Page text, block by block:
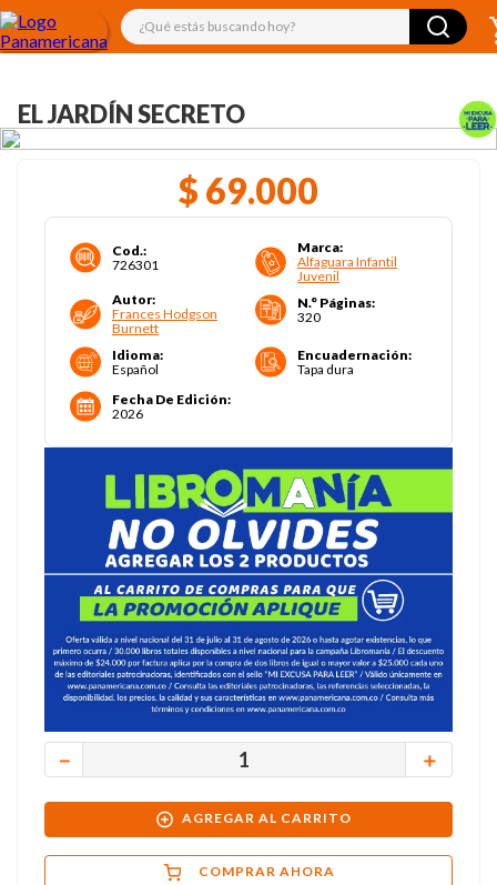
¿Qué estás buscando hoy?
EL JARDÍN SECRETO
$ 69.000
Cod.:
726301
Marca:
Alfaguara Infantil
Juvenil
Autor:
Frances Hodgson
Burnett
N.° Páginas:
320
Idioma:
Español
Encuadernación:
Tapa dura
Fecha De Edición:
2026
＋
－
AGREGAR AL CARRITO
COMPRAR AHORA